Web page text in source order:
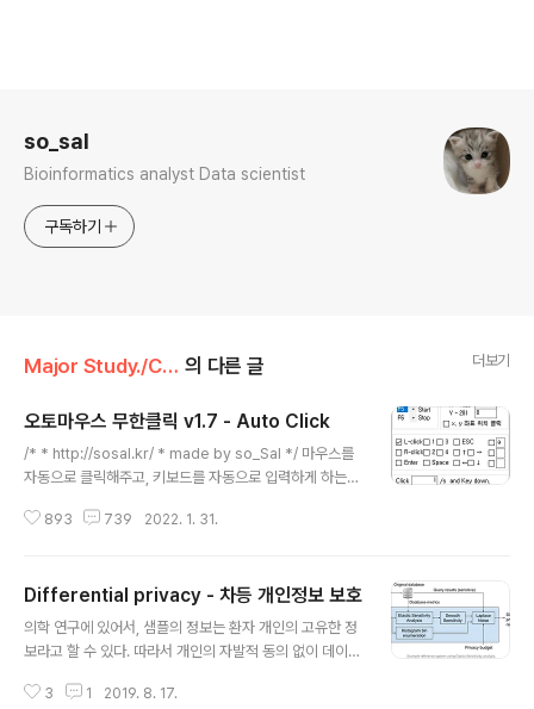
so_sal
Bioinformatics analyst Data scientist
구독하기
Major Study./Computer Science 의 다른 글 더보기
오토마우스 무한클릭 v1.7 - Auto Click
/* * http://sosal.kr/ * made by so_Sal */ 마우스를
자동으로 클릭해주고, 키보드를 자동으로 입력하게 하는
권한을 일체 요청하지 않는 안전한 프로그램입니다. 게임
스 무한클릭의 인터페이스는 다음과 같습니다. 1. 오토마우
스 실행 / 종료 Start에 해당되는 F5 버튼을 클릭하면 오토
마우스 기능이 시작되며 Stop에 해당되는 F6 버튼을 클릭
행버튼, 종료버튼 변경 F5 버튼의 스크롤을 클릭하시면 다
893 739 2022. 1. 31.
Differential privacy - 차등 개인정보 보호
의학 연구에 있어서, 샘플의 정보는 환자 개인의 고유한 정
보라고 할 수 있다. 따라서 개인의 자발적 동의 없이 데이터
록, 혹은 Sample에 대한 정보가 많을수록 정보의 민감성
3 1 2019. 8. 17.